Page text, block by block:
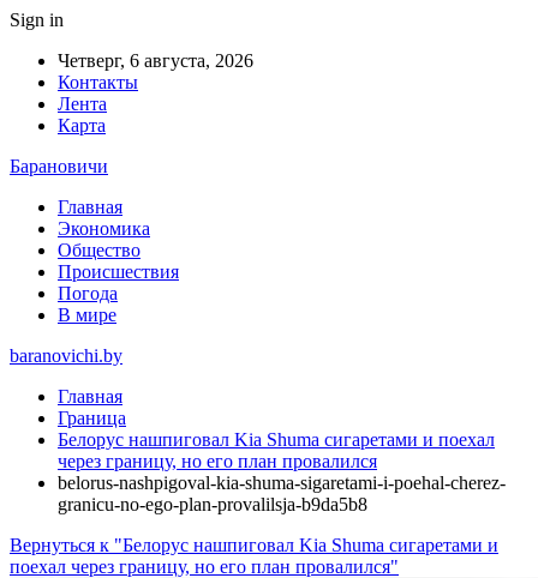
Sign in
Четверг, 6 августа, 2026
Контакты
Лента
Карта
Барановичи
Главная
Экономика
Общество
Происшествия
Погода
В мире
baranovichi.by
Главная
Граница
Белорус нашпиговал Kia Shuma сигаретами и поехал
через границу, но его план провалился
belorus-nashpigoval-kia-shuma-sigaretami-i-poehal-cherez-
granicu-no-ego-plan-provalilsja-b9da5b8
Вернуться к "Белорус нашпиговал Kia Shuma сигаретами и
поехал через границу, но его план провалился"